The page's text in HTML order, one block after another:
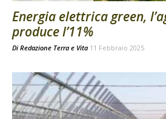
Energia elettrica green,
produce l’11%
Di Redazione Terra e Vita 11 Febbraio 2025